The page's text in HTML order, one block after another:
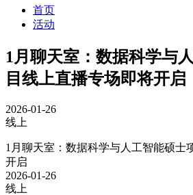
首页
活动
​1月聊天室：数据科学与
目线上直播专场即将开启
2026-01-26
线上
​1月聊天室：数据科学与人工智能硕士
开启
2026-01-26
线上